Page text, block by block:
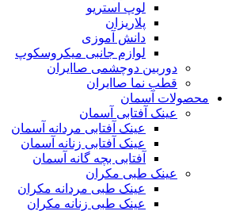
لوپ استریو
پلاریزان
دانش آموزی
لوازم جانبی میکروسکوپ
دوربین دوچشمی صاایران
قطب نما صاایران
محصولات آسمان
عینک آفتابی آسمان
عینک آفتابی مردانه آسمان
عینک آفتابی زنانه آسمان
آفتابی بچه گانه آسمان
عینک طبی مکران
عینک طبی مردانه مکران
عینک طبی زنانه مکران